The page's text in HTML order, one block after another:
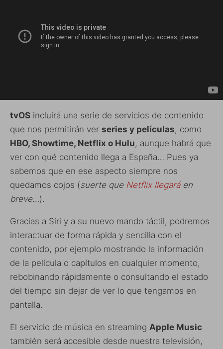
tvOS incluirá una serie de servicios de contenido
que nos permitirán ver series y películas, como
HBO, Showtime, Netflix o Hulu, aunque habrá que
ver con qué contenido llega a España… Pues ya
sabemos que en ese aspecto siempre nos
quedamos cojos (suerte que Netflix llegaráen
breve…).
Gracias a Siri y a su nuevo mando táctil, podremos
interactuar de forma rápida y sencilla con el
contenido, por ejemplo mostrando la información
de la película o capítulos en cualquier momento,
rebobinando rápidamente o consultando el estado
del tiempo sin dejar de ver lo que tengamos en
pantalla.
El servicio de música en streaming Apple Music
también será accesible desde nuestra televisión,